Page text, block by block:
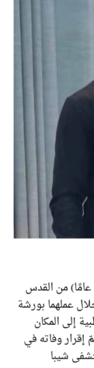
لقي صباح اليوم الشاب كمال ناصر الشاويش (35 عامًا) من القدس
رملي خلال عملهما بورشة
إلى المكان
إقرار وفاته في
شيبا